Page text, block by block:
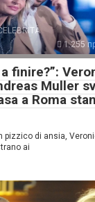
1.255
finire?”:
Muller
a Roma
pizzico di ansia,
ai